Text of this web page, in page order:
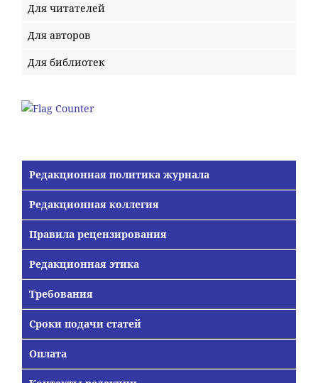
Для читателей
Для авторов
Для библиотек
Редакционная политика журнала
Редакционная коллегия
Правила рецензирования
Редакционная этика
Требования
Сроки подачи статей
Оплата